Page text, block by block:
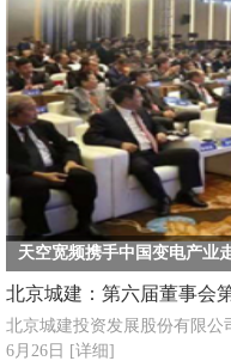
天空宽频携手中国变电产业
北京城建：第六届董事会
北京城建投资发展股份有限公
6月26日 [详细]